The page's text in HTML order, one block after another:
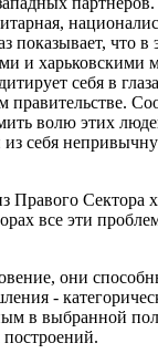
что в
и
себя в
волю этих
себя
Сектора
все эти
они
-
в выбранной